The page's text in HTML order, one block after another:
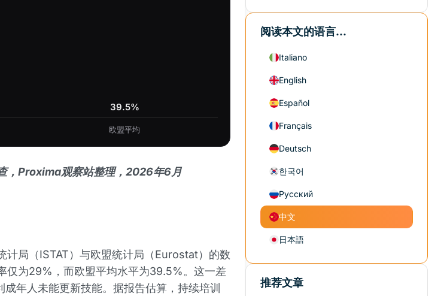
39.5%
欧盟平均
，Proxima观察站整理，2026年6月
计局（ISTAT）与欧盟统计局（Eurostat）的数
仅为29%，而欧盟平均水平为39.5%。这一差
年人未能更新技能。据报告估算，持续培训
阅读本文的语言...
Italiano
English
Español
Français
Deutsch
한국어
Русский
中文
日本語
推荐文章